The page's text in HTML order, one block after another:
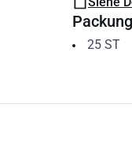
Packung
25 ST